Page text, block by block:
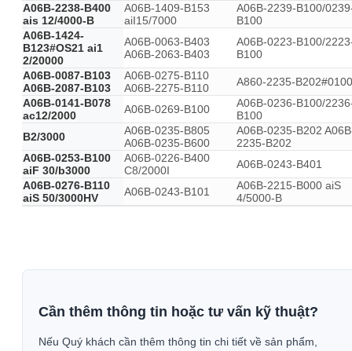
A06B-2238-B400
ais 12/4000-B
A06B-1409-B153
aiI15/7000
A06B-2239-B100/
B100
A06B-1424-
B123#OS21 ai1
2/20000
A06B-0063-B403
A06B-2063-B403
A06B-0223-B100/
B100
A06B-0087-B103
A06B-2087-B103
A06B-0275-B110
A06B-2275-B110
A860-2235-B202#0100
A06B-0141-B078
ac12/2000
A06B-0269-B100
A06B-0236-B100/
B100
B2/3000
A06B-0235-B805
A06B-0235-B600
A06B-0235-B202
2235-B202
A06B-0253-B100
aiF 30/b3000
A06B-0226-B400
C8/2000I
A06B-0243-B401
A06B-0276-B110
aiS 50/3000HV
A06B-0243-B101
A06B-2215-B000 aiS
4/5000-B
Cần thêm thông tin hoặc tư vấn kỹ thuật?
Nếu Quý khách cần thêm thông tin chi tiết về sản phẩm,